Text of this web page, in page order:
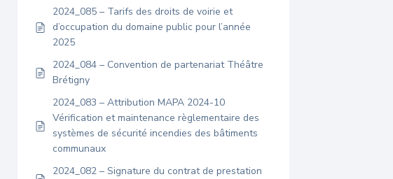
2024_085 – Tarifs des droits de voirie et
d’occupation du domaine public pour l’année
2025
2024_084 – Convention de partenariat Théâtre
Brétigny
2024_083 – Attribution MAPA 2024-10
Vérification et maintenance règlementaire des
systèmes de sécurité incendies des bâtiments
communaux
2024_082 – Signature du contrat de prestation